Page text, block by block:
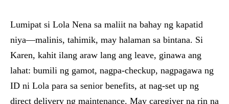
Lumipat si Lola Nena sa maliit na bahay ng kapatid
niya—malinis, tahimik, may halaman sa bintana. Si
Karen, kahit ilang araw lang ang leave, ginawa ang
lahat: bumili ng gamot, nagpa-checkup, nagpagawa ng
ID ni Lola para sa senior benefits, at nag-set up ng
direct delivery ng maintenance. May caregiver na rin na